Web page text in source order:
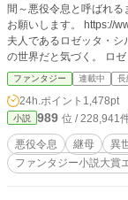
間～悪役令息と呼ばれる
お願いします。 https://
夫人であるロゼッタ・
の世界だと気づく。 ロ
地位が目当てで結婚した
しかし、前世ではリゼル
タは、リゼルが悪役令息にな
見直したら誤字脱字だ
ファンタジー 連載中 長
24h.ポイント 1,478pt
小説 989 位 / 228,941
悪役令息 継母 異
ファンタジー小説大賞